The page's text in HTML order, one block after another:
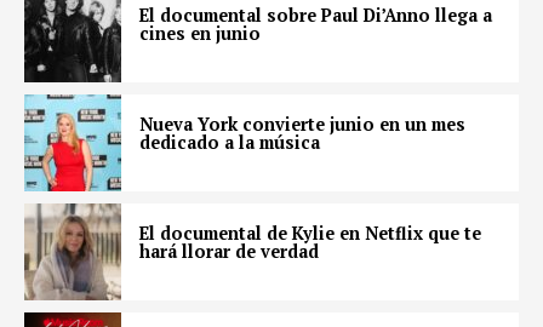
El documental sobre Paul Di’Anno llega a
cines en junio
Nueva York convierte junio en un mes
dedicado a la música
El documental de Kylie en Netflix que te
hará llorar de verdad